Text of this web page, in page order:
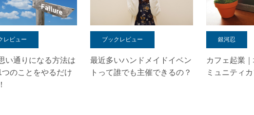
レビュー
い通りになる方法は
つのことをやるだけ
ブックレビュー
最近多いハンドメイドイベン
トって誰でも主催できるの？
銀河忍
カフェ起業
ミュニティ